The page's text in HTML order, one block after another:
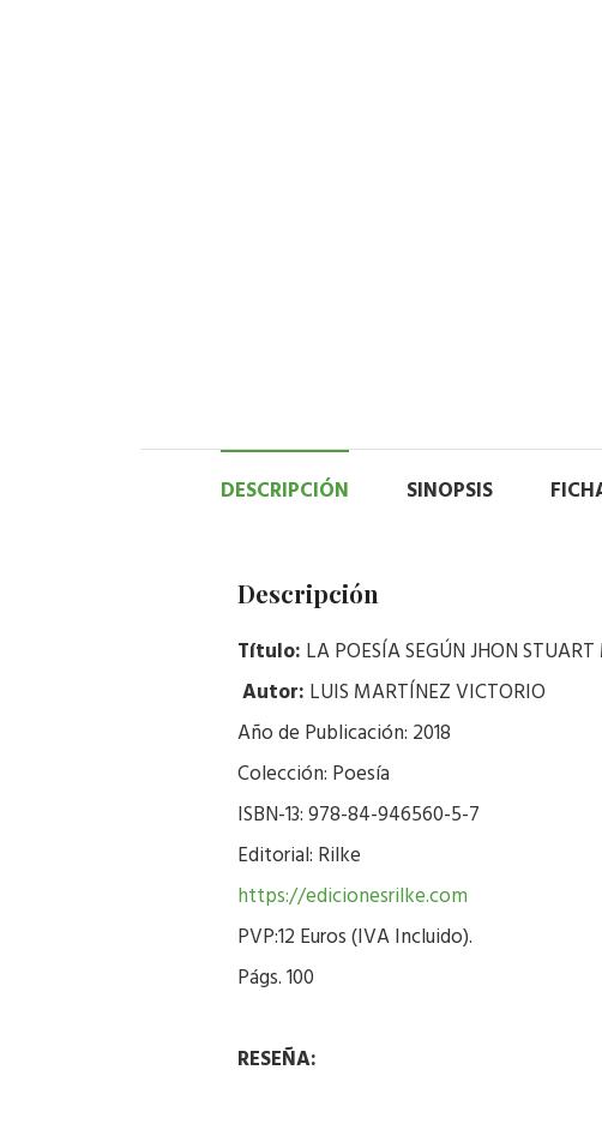
DESCRIPCIÓN SINOPSIS
Descripción
Título: LA POESÍA SEGÚN JHON
Autor: LUIS MARTÍNEZ VICTORIO
Año de Publicación: 2018
Colección: Poesía
ISBN-13: 978-84-946560-5-7
Editorial: Rilke
https://edicionesrilke.com
PVP:12 Euros (IVA Incluido).
Págs. 100
RESEÑA: